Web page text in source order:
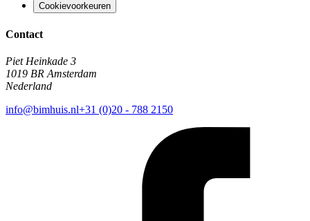
Cookievoorkeuren
Contact
Piet Heinkade 3
1019 BR Amsterdam
Nederland
info@bimhuis.nl+31 (0)20 - 788 2150